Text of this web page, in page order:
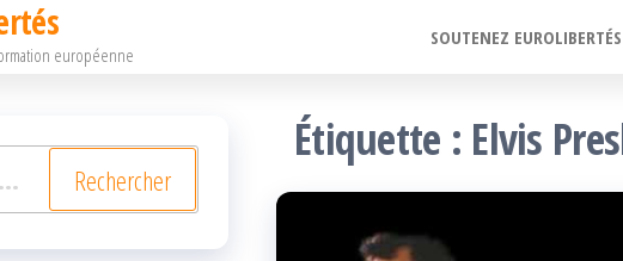
européenne
SOUTENEZ EUROLIBERTÉS
Étiquette : Elvis